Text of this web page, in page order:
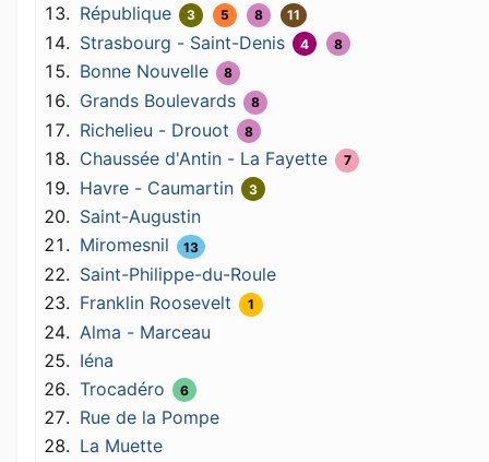
République 3 5 8 11
Strasbourg - Saint-Denis 4 8
Bonne Nouvelle 8
Grands Boulevards 8
Richelieu - Drouot 8
Chaussée d'Antin - La Fayette 7
Havre - Caumartin 3
Saint-Augustin
Miromesnil
13
Saint-Philippe-du-Roule
Franklin Roosevelt
1
Alma - Marceau
Iéna
Trocadéro
6
Rue de la Pompe
La Muette